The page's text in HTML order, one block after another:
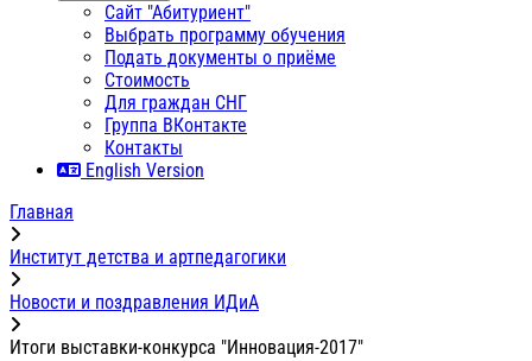
Сайт "Абитуриент"
Выбрать программу обучения
Подать документы о приёме
Стоимость
Для граждан СНГ
Группа ВКонтакте
Контакты
English Version
Главная
Институт детства и артпедагогики
Новости и поздравления ИДиА
Итоги выставки-конкурса "Инновация-2017"